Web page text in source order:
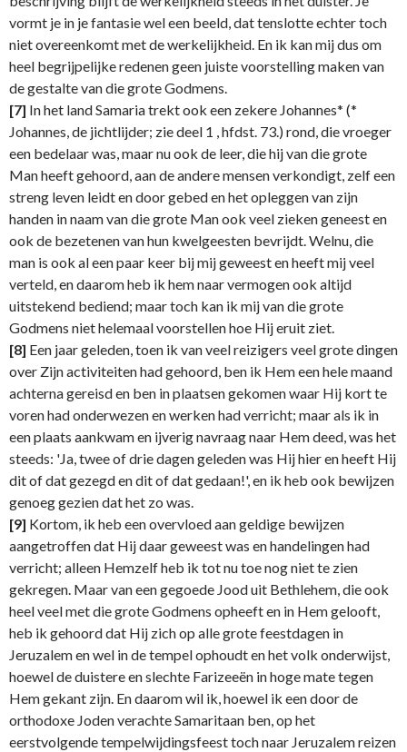
vormt je in je fantasie wel een beeld, dat tenslotte echter toch
niet overeenkomt met de werkelijkheid. En ik kan mij dus om
heel begrijpelijke redenen geen juiste voorstelling maken van
de gestalte van die grote Godmens.
[7] In het land Samaria trekt ook een zekere Johannes* (*
Johannes, de jichtlijder; zie deel 1 , hfdst. 73.) rond, die vroeger
een bedelaar was, maar nu ook de leer, die hij van die grote
Man heeft gehoord, aan de andere mensen verkondigt, zelf een
streng leven leidt en door gebed en het opleggen van zijn
handen in naam van die grote Man ook veel zieken geneest en
ook de bezetenen van hun kwelgeesten bevrijdt. Welnu, die
man is ook al een paar keer bij mij geweest en heeft mij veel
verteld, en daarom heb ik hem naar vermogen ook altijd
uitstekend bediend; maar toch kan ik mij van die grote
Godmens niet helemaal voorstellen hoe Hij eruit ziet.
[8] Een jaar geleden, toen ik van veel reizigers veel grote dingen
over Zijn activiteiten had gehoord, ben ik Hem een hele maand
achterna gereisd en ben in plaatsen gekomen waar Hij kort te
voren had onderwezen en werken had verricht; maar als ik in
een plaats aankwam en ijverig navraag naar Hem deed, was het
steeds: 'Ja, twee of drie dagen geleden was Hij hier en heeft Hij
dit of dat gezegd en dit of dat gedaan!', en ik heb ook bewijzen
genoeg gezien dat het zo was.
[9] Kortom, ik heb een overvloed aan geldige bewijzen
aangetroffen dat Hij daar geweest was en handelingen had
verricht; alleen Hemzelf heb ik tot nu toe nog niet te zien
gekregen. Maar van een gegoede Jood uit Bethlehem, die ook
heel veel met die grote Godmens opheeft en in Hem gelooft,
heb ik gehoord dat Hij zich op alle grote feestdagen in
Jeruzalem en wel in de tempel ophoudt en het volk onderwijst,
hoewel de duistere en slechte Farizeeën in hoge mate tegen
Hem gekant zijn. En daarom wil ik, hoewel ik een door de
orthodoxe Joden verachte Samaritaan ben, op het
eerstvolgende tempelwijdingsfeest toch naar Jeruzalem reizen